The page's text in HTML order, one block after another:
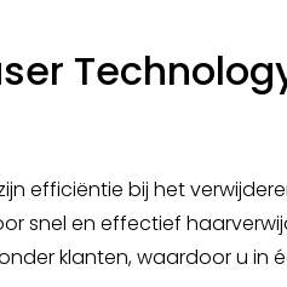
efficiëntie bij het
snel en effectief
klanten, waardoor u in